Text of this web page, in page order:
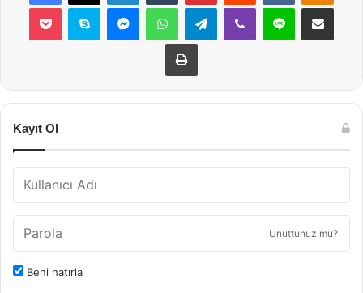
Pocket Skype MessengerWhatsAppTelegramViber Line E-Posta ile
Yazdır
Kayıt Ol
Unuttunuz mu?
Beni hatırla